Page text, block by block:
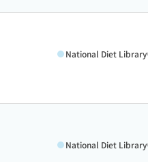
National Diet Library
National Diet Library